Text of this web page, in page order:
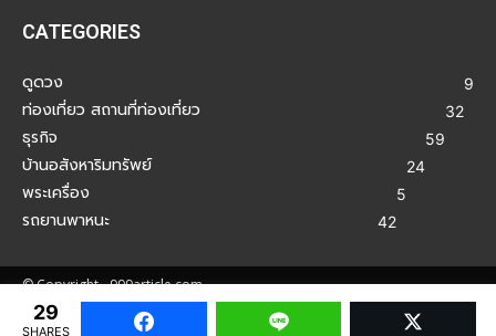
CATEGORIES
ดูดวง 9
ท่องเที่ยว สถานที่ท่องเที่ยว 32
ธุรกิจ 59
บ้านอสังหาริมทรัพย์ 24
พระเครื่อง 5
รถยานพาหนะ 42
© Copyright - 999article.com
29
SHARES